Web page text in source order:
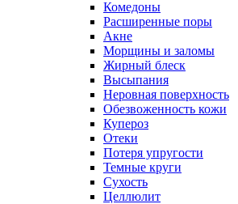
Комедоны
Расширенные поры
Акне
Морщины и заломы
Жирный блеск
Высыпания
Неровная поверхность
Обезвоженность кожи
Купероз
Отеки
Потеря упругости
Темные круги
Сухость
Целлюлит